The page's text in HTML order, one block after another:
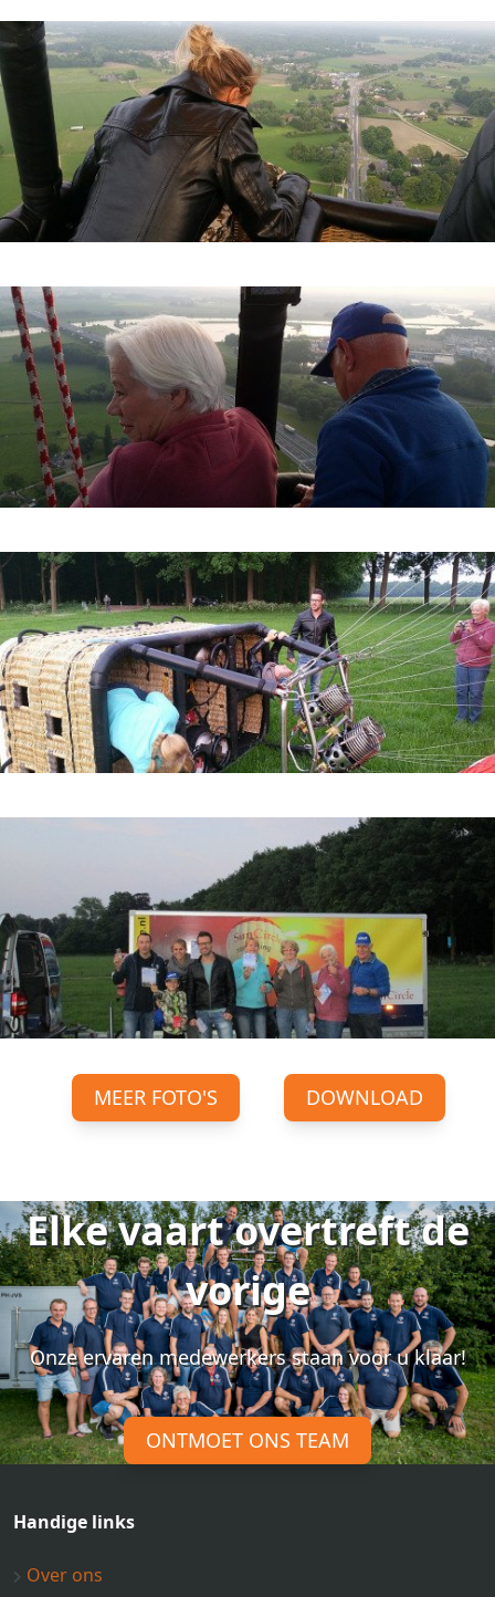
MEER FOTO'S DOWNLOAD
Elke vaart overtreft de
vorige
Onze ervaren medewerkers staan voor u klaar!
ONTMOET ONS TEAM
Handige links
Over ons